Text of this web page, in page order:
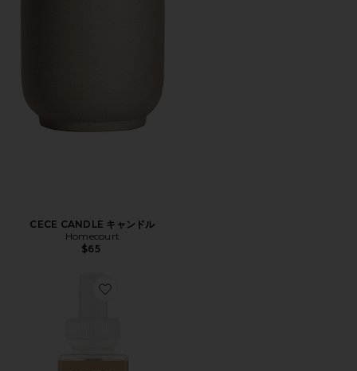
CECE CANDLE キャンドル
Homecourt
$65
Favorite STUDIO MCGEE SANTAL VANILLA